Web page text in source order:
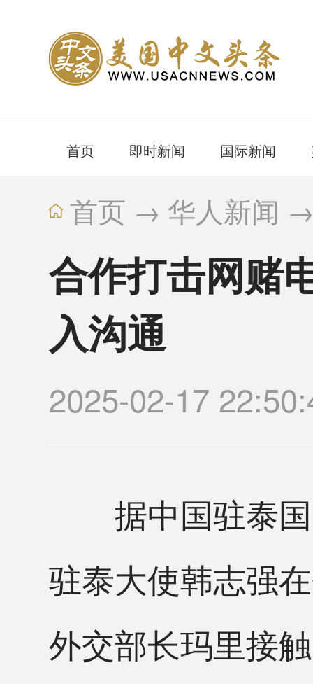
首页 即时新闻 国际新闻
首页 → 华人新闻
合作打击网赌
入沟通
2025-02-17
据中国驻泰国
驻泰大使韩志强
外交部长玛里接